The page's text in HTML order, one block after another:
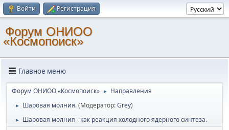
Войти Регистрация
Форум ОНИОО
«Космопоиск»
Главное меню
Форум ОНИОО «Космопоиск» ► Направления
► Шаровая молния.(Модератор:Grey)
► Шаровая молния - как реакция холодного ядерного синтеза.